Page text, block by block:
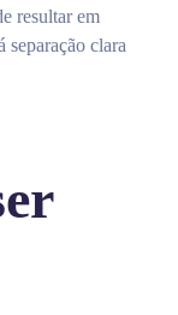
resultar em
separação clara